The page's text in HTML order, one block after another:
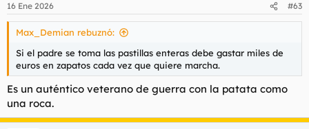
e
s
16 Ene 2026 #63
Max_Demian rebuznó:
Si el padre se toma las pastillas enteras debe gastar miles de
euros en zapatos cada vez que quiere marcha.
Es un auténtico veterano de guerra con la patata como
una roca.